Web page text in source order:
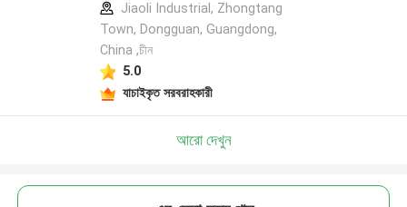
Jiaoli Industrial, Zhongtang
Town, Dongguan, Guangdong,
China ,চীন
5.0
যাচাইকৃত সরবরাহকারী
আরো দেখুন